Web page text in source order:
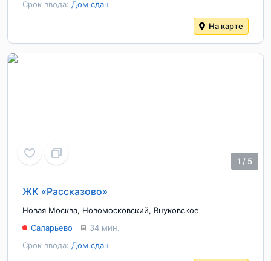
Срок ввода: Дом сдан
На карте
1 / 5
ЖК «Рассказово»
Новая Москва, Новомосковский, Внуковское
Срок ввода: Дом сдан
Саларьево 34 мин.